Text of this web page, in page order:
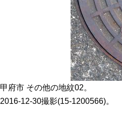
甲府市 その他の地紋02。
2016-12-30撮影(15-1200566)。